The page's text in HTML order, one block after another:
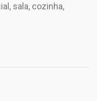
sala, cozinha,